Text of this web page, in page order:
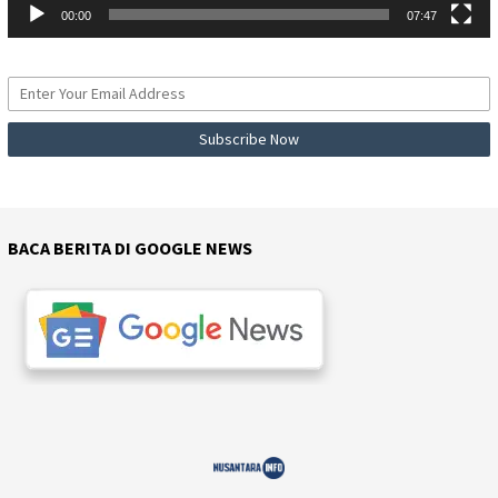
00:00 07:47
BACA BERITA DI GOOGLE NEWS